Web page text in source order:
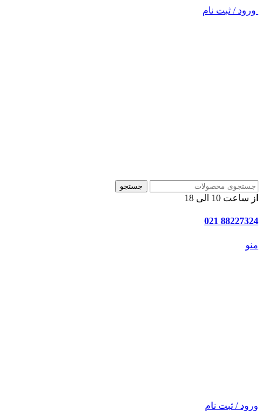
ورود / ثبت نام
جستجو
از ساعت 10 الی 18
88227324 021
منو
ورود / ثبت نام